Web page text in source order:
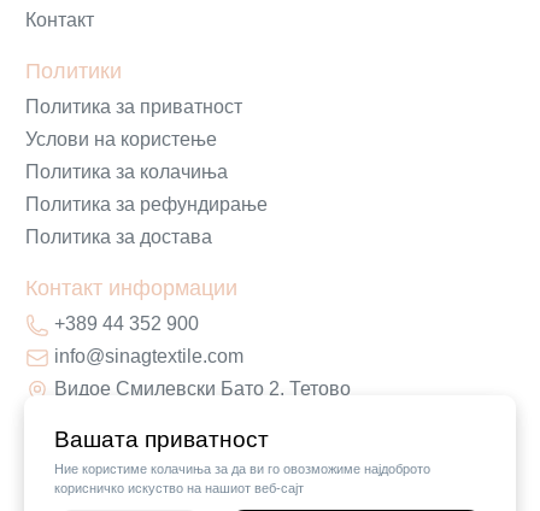
Вашата приватност
Ние користиме колачиња за да ви го овозможиме најдоброто
корисничко искуство на нашиот веб-сајт
Контакт
Политики
Политика за приватност
Услови на користење
Политика за колачиња
Политика за рефундирање
Политика за достава
Контакт информации
+389 44 352 900
info@sinagtextile.com
Видое Смилевски Бато 2, Тетово